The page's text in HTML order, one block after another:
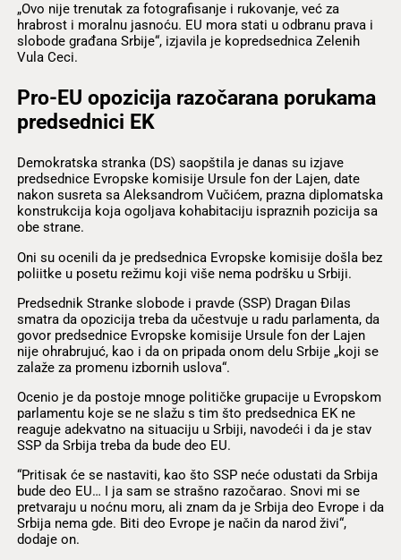
„Ovo nije trenutak za fotografisanje i rukovanje, već za
hrabrost i moralnu jasnoću. EU mora stati u odbranu prava i
slobode građana Srbije“, izjavila je kopredsednica Zelenih
Vula Ceci.
Pro-EU opozicija razočarana porukama
predsednici EK
Demokratska stranka (DS) saopštila je danas su izjave
predsednice Evropske komisije Ursule fon der Lajen, date
nakon susreta sa Aleksandrom Vučićem, prazna diplomatska
konstrukcija koja ogoljava kohabitaciju ispraznih pozicija sa
obe strane.
Oni su ocenili da je predsednica Evropske komisije došla bez
poliitke u posetu režimu koji više nema podršku u Srbiji.
Predsednik Stranke slobode i pravde (SSP) Dragan Đilas
smatra da opozicija treba da učestvuje u radu parlamenta, da
govor predsednice Evropske komisije Ursule fon der Lajen
nije ohrabrujuć, kao i da on pripada onom delu Srbije „koji se
zalaže za promenu izbornih uslova“.
Ocenio je da postoje mnoge političke grupacije u Evropskom
parlamentu koje se ne slažu s tim što predsednica EK ne
reaguje adekvatno na situaciju u Srbiji, navodeći i da je stav
SSP da Srbija treba da bude deo EU.
“Pritisak će se nastaviti, kao što SSP neće odustati da Srbija
bude deo EU… I ja sam se strašno razočarao. Snovi mi se
pretvaraju u noćnu moru, ali znam da je Srbija deo Evrope i da
Srbija nema gde. Biti deo Evrope je način da narod živi“,
dodaje on.